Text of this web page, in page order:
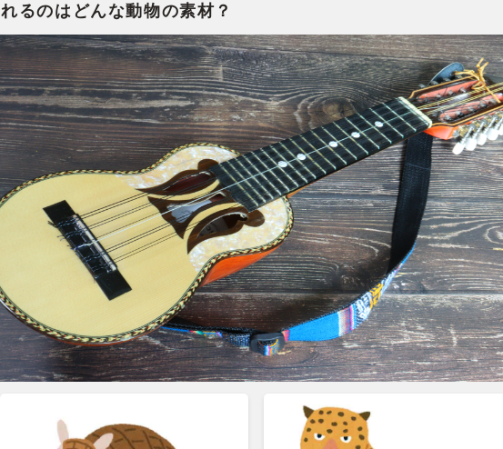
れるのはどんな動物の素材？